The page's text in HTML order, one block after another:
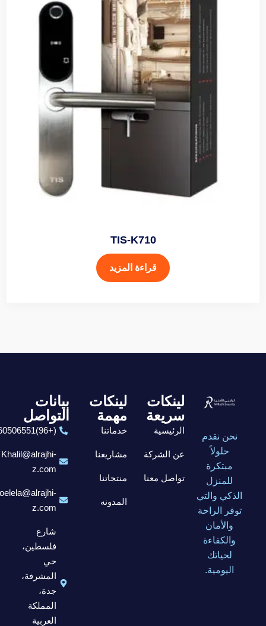
TIS-K710
قراءة المزيد
نحن نقدم
حلولاً
مبتكرة
للمنزل
الذكي والتي
توفر الراحة
والأمان
والكفاءة
لحياتك
اليومية.
لينكات
سريعة
الرئيسية
عن الشركة
تواصل معنا
لينكات
مهمة
خدماتنا
مشاريعنا
منتجاتنا
المدونه
بيانات
التواصل
(+96)6560506551
Khalil@alrajhi-
z.com
z.com
شارع
فلسطين،
حي
المشرفة،
جدة،
المملكة
العربية